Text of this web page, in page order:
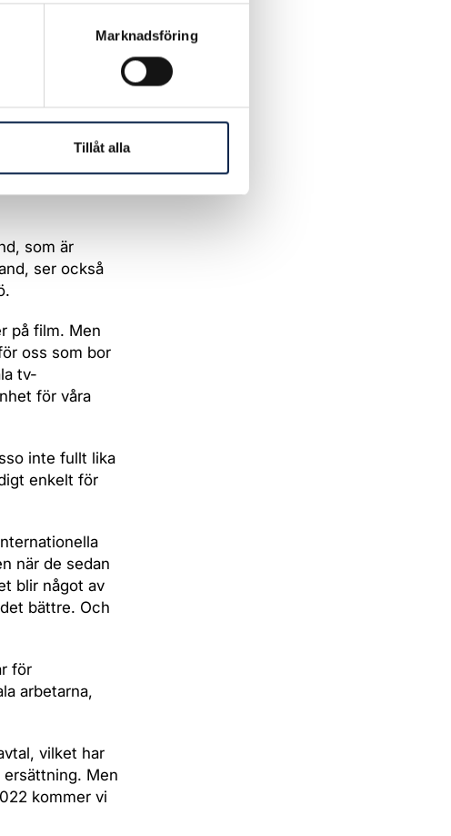
Marknadsföring
Tillåt alla
på 20
som uppnår
lokala
som är
ser också
på film. Men
oss som bor
tv-
för våra
inte fullt lika
enkelt för
när de sedan
blir något av
bättre. Och
för
arbetarna,
vilket har
Men
kommer vi